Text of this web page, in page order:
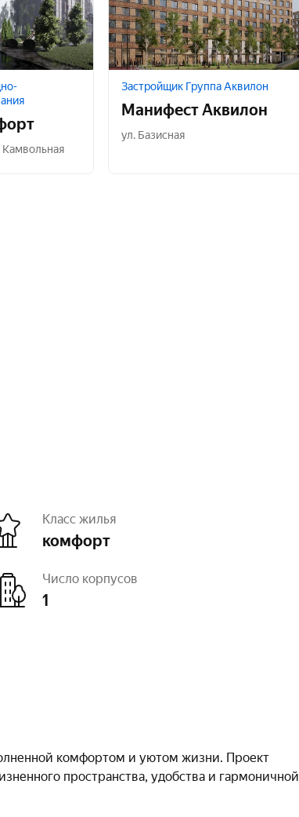
Камвольная
Застройщик Группа Аквилон
Манифест Аквилон
ул. Базисная
Класс жилья
комфорт
Число корпусов
1
комфортом и уютом жизни. Проект
пространства, удобства и гармоничной